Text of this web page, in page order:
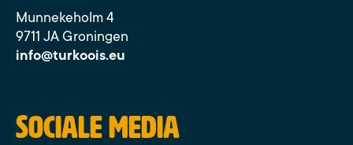
Munnekeholm 4
9711 JA Groningen
info@turkoois.eu
Sociale media